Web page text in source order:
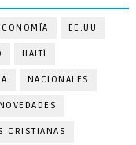
EE.UU
HAITÍ
NACIONALES
NOVEDADES
CRISTIANAS